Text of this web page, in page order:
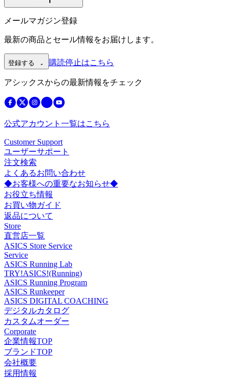
メールマガジン登録
最新の商品とセール情報をお届けします。
登録する 購読停止はこちら
アシックスからの最新情報をチェック
公式アカウント一覧はこちら
Customer Support
ユーザーサポート
注文検索
よくあるお問い合わせ
◆お客様への重要なお知らせ◆
お役立ち情報
お買い物ガイド
返品について
Store
直営店一覧
ASICS Store Service
Service
ASICS Running Lab
TRY!ASICS!(Running)
ASICS Running Program
ASICS Runkeeper
ASICS DIGITAL COACHING
デジタルカタログ
カスタムオーダー
Corporate
企業情報TOP
ブランドTOP
会社概要
採用情報